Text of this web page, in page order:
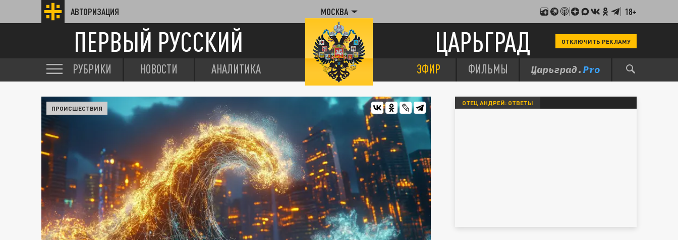
АВТОРИЗАЦИЯ МОСКВА 18+
ПЕРВЫЙ РУССКИЙ ЦАРЬГРАД ОТКЛЮЧИТЬ РЕКЛАМУ
РУБРИКИ НОВОСТИ АНАЛИТИКА ЭФИР ФИЛЬМЫ
ПРОИСШЕСТВИЯ
ОТЕЦ АНДРЕЙ: ОТВЕТЫ